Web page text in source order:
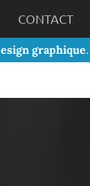
CONTACT
graphique.